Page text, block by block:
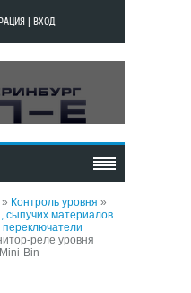
ВХОД
МАТЕРИАЛА
» Контроль уровня »
сыпучих материалов
реле уровня
Bin